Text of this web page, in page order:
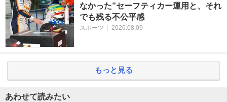
なかった”セーフティカー運用と、それ
でも残る不公平感
スポーツ 2026.08.09
もっと見る
あわせて読みたい